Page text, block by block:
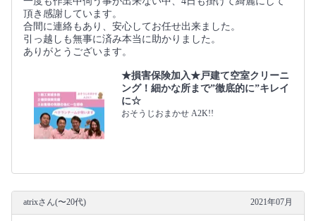
頂き感謝しています。
合間に連絡もあり、安心してお任せ出来ました。
引っ越しも無事に済み本当に助かりました。
ありがとうございます。
★損害保険加入★戸建て空室クリーニ
ング！細かな所まで”徹底的に”キレイ
に☆
おそうじおまかせ A2K!!
atrixさん(〜20代) 2021年07月